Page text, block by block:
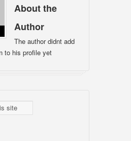
About the
Author
The author didnt add
to his profile yet